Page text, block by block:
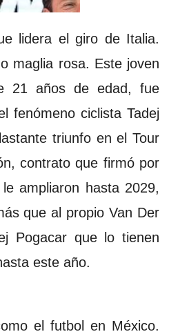
lidera el giro de Italia.
maglia rosa. Este joven
21 años de edad, fue
fenómeno ciclista Tadej
triunfo en el Tour
contrato que firmó por
ampliaron hasta 2029,
que al propio Van Der
Pogacar que lo tienen
este año.
el futbol en México.